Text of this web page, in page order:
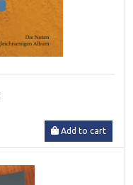
Add to cart